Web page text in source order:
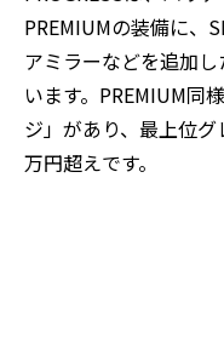
PREMIUMの装備に、
アミラーなどを追加
います。PREMIUM同
ジ」があり、最上位
万円超えです。